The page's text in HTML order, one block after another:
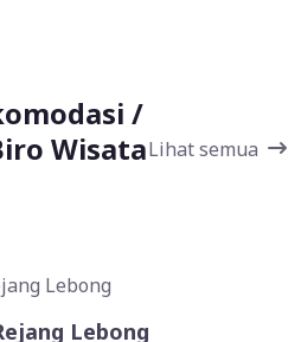
/
WisataLihat semua
Lebong